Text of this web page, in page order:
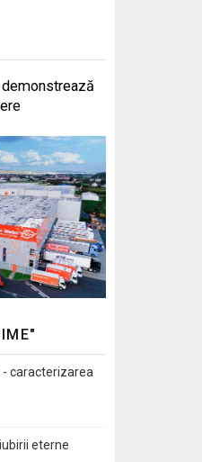
- caracterizarea
eterne